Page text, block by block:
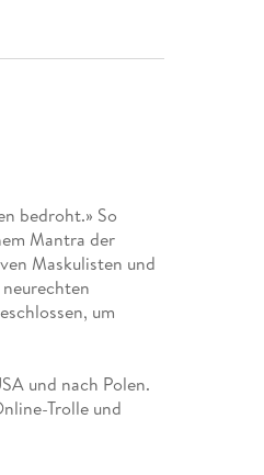
bedroht.» So
Mantra der
Maskulisten und
um
und nach Polen.
Trolle und